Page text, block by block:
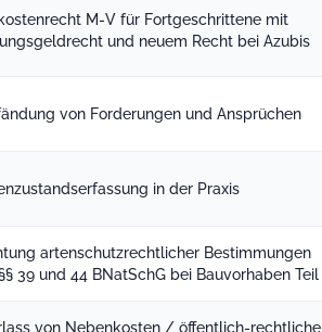
M-V für Fortgeschrittene mit
und neuem Recht bei Azubis
von Forderungen und Ansprüchen
in der Praxis
artenschutzrechtlicher Bestimmungen
39 und 44 BNatSchG bei Bauvorhaben Teil I
von Nebenkosten / öffentlich-rechtliche